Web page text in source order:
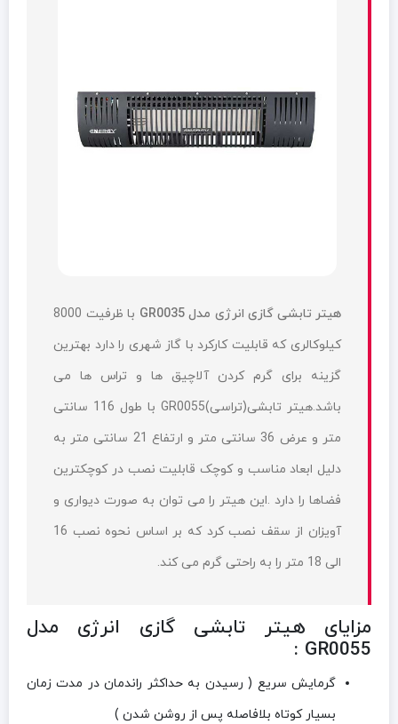
هیتر تابشی گازی انرژی مدل GR0035
با ظرفیت 8000
کیلوکالری که قابلیت کارکرد با گاز شهری را دارد بهترین
گزینه برای گرم کردن آلاچیق ها و تراس ها می
باشد.هیتر تابشی(تراسی)GR0055 با طول 116 سانتی
متر و عرض 36 سانتی متر و ارتفاع 21 سانتی متر به
دلیل ابعاد مناسب و کوچک قابلیت نصب در کوچکترین
فضاها را دارد .این هیتر را می توان به صورت دیواری و
آویزان از سقف نصب کرد که بر اساس نحوه نصب 16
الی 18 متر را به راحتی گرم می کند.
مزایای هیتر تابشی گازی انرژی مدل
GR0055 :
گرمایش سریع ( رسیدن به حداکثر راندمان در مدت زمان
بسیار کوتاه بلافاصله پس از روشن شدن )